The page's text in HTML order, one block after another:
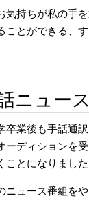
気持ちが私の手
とができる、
ニュー
卒業後も手話通
ーディションを
とになりました
ニュース番組を